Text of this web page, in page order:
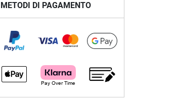
METODI DI PAGAMENTO